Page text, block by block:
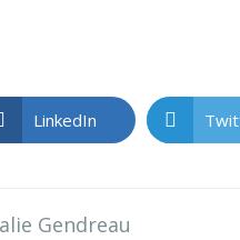
LinkedIn
Gendreau